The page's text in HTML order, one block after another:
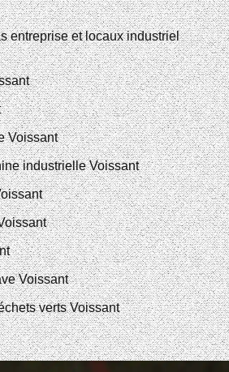
entreprise et locaux industriel
Voissant
industrielle Voissant
Voissant
verts Voissant